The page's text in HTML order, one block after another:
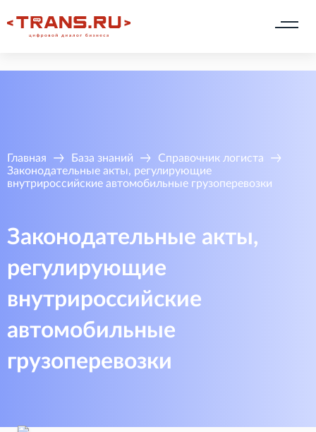
Главная База знаний
Справочник логиста
Законодательные акты, регулирующие
внутрироссийские автомобильные грузоперевозки
Законодательные акты,
регулирующие
внутрироссийские
автомобильные
грузоперевозки